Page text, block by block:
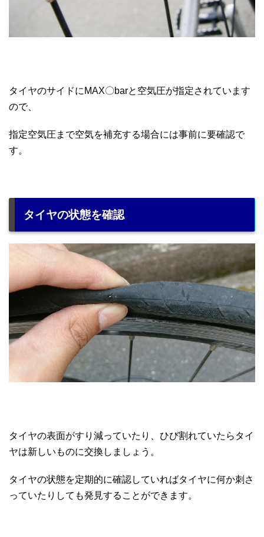
タイヤのサイドにMAX〇barと空気圧が指定されています
ので、
指定空気圧まで空気を補充する場合には事前に要確認で
す。
タイヤの状態を確認
タイヤの表面がすり減っていたり、ひび割れていたらタイ
ヤは新しいものに交換しましょう。
タイヤの状態を定期的に確認していればタイヤに何か刺さ
っていたりしても発見することができます。